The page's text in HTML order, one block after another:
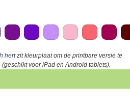
hertzit kleurplaat om de printbare versie te
voor iPad en Android tablets).